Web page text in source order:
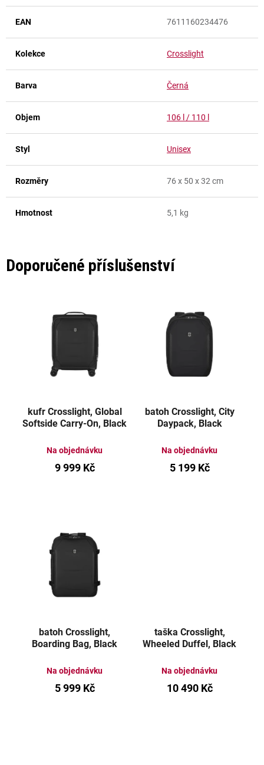
EAN 7611160234476
Kolekce Crosslight
Barva Černá
Objem 106 l / 110 l
Styl Unisex
Rozměry 76 x 50 x 32 cm
Hmotnost 5,1 kg
Doporučené příslušenství
kufr Crosslight, Global
Softside Carry-On, Black
Na objednávku
9 999 Kč
batoh Crosslight, City
Daypack, Black
Na objednávku
5 199 Kč
batoh Crosslight,
Boarding Bag, Black
Na objednávku
5 999 Kč
taška Crosslight,
Wheeled Duffel, Black
Na objednávku
10 490 Kč